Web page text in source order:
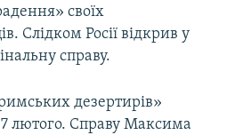
своїх
Слідком Росії відкрив у
справу.
дезертирів»
7 лютого. Справу Максима